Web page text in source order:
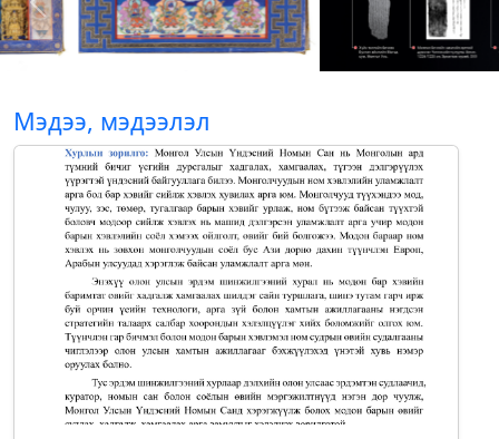
Previous Next
Мэдээ, мэдээлэл